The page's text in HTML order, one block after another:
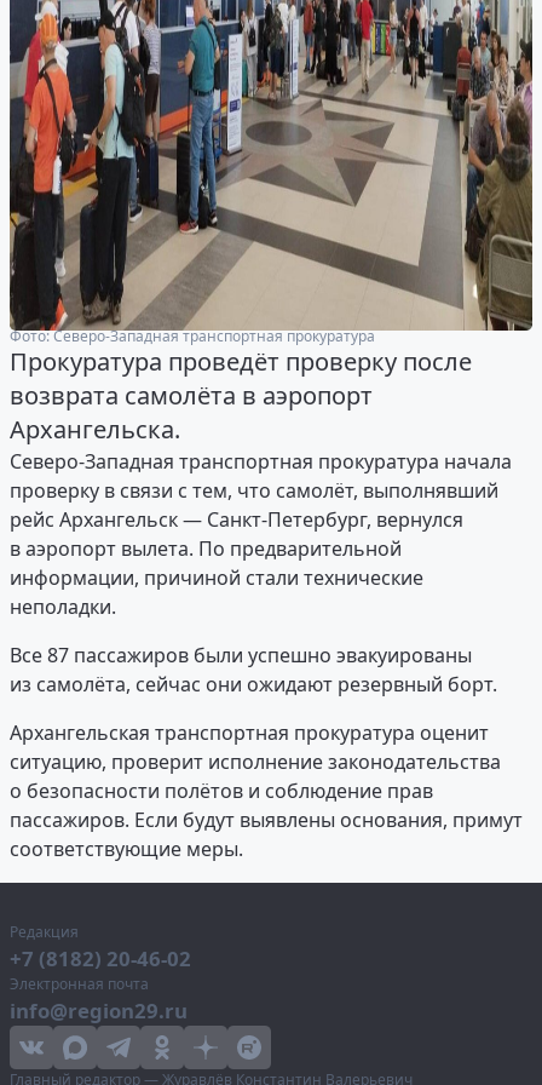
Фото: Северо-Западная транспортная прокуратура
Прокуратура проведёт проверку после
возврата самолёта в аэропорт
Архангельска.
Северо-Западная транспортная прокуратура начала
проверку в связи с тем, что самолёт, выполнявший
рейс Архангельск — Санкт-Петербург, вернулся
в аэропорт вылета. По предварительной
информации, причиной стали технические
неполадки.
Все 87 пассажиров были успешно эвакуированы
из самолёта, сейчас они ожидают резервный борт.
Архангельская транспортная прокуратура оценит
ситуацию, проверит исполнение законодательства
о безопасности полётов и соблюдение прав
пассажиров. Если будут выявлены основания, примут
соответствующие меры.
Редакция
+7 (8182) 20-46-02
Электронная почта
info@region29.ru
Главный редактор — Журавлёв Константин Валерьевич